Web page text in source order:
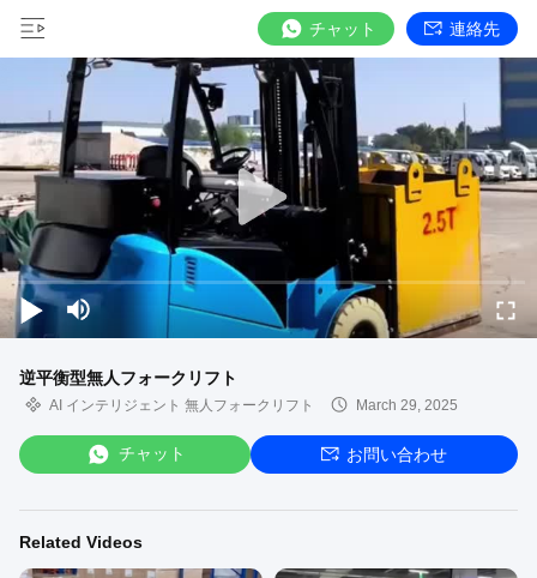
チャット 連絡先
逆平衡型無人フォークリフト
AI インテリジェント 無人フォークリフト March 29, 2025
チャット お問い合わせ
Related Videos